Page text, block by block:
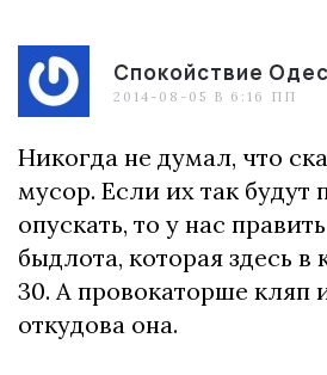
Спокойствие
2014-08-05 В 6:16 ПП
Никогда не думал, что
мусор. Если их так будут
опускать, то у нас
быдлота, которая здесь в
30. А провокаторше кляп
откудова она.